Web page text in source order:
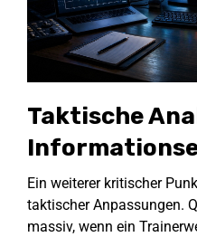
Taktische
Ein weiterer kritischer
taktischer Anpassungen.
massiv, wenn ein